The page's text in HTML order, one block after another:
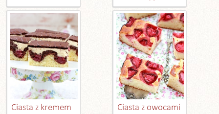
Ciasta z kremem Ciasta z owocami